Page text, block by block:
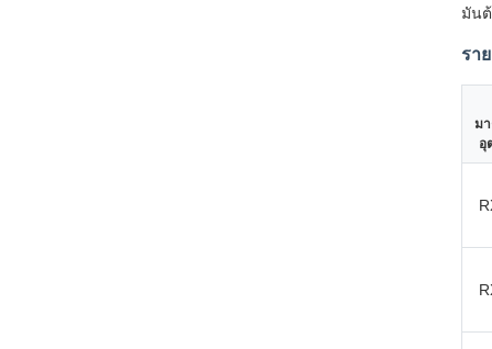
มัน
รา
ม
อุ